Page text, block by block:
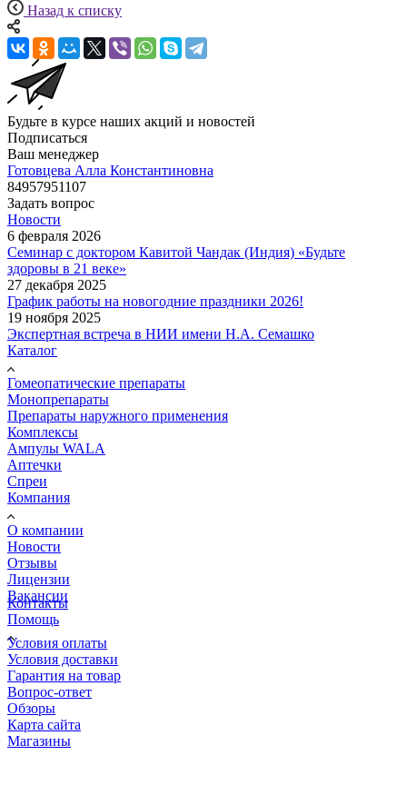
Назад к списку
Будьте в курсе наших акций и новостей
Подписаться
Ваш менеджер
Готовцева Алла Константиновна
84957951107
Задать вопрос
Новости
6 февраля 2026
Семинар с доктором Кавитой Чандак (Индия) «Будьте
здоровы в 21 веке»
27 декабря 2025
График работы на новогодние праздники 2026!
19 ноября 2025
Экспертная встреча в НИИ имени Н.А. Семашко
Каталог
Гомеопатические препараты
Монопрепараты
Препараты наружного применения
Комплексы
Ампулы WALA
Аптечки
Спреи
Компания
О компании
Новости
Отзывы
Лицензии
Вакансии
Контакты
Помощь
Условия оплаты
Условия доставки
Гарантия на товар
Вопрос-ответ
Обзоры
Карта сайта
Магазины